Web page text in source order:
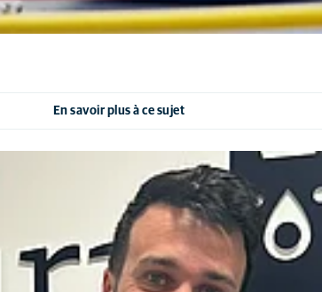
En savoir plus à ce sujet